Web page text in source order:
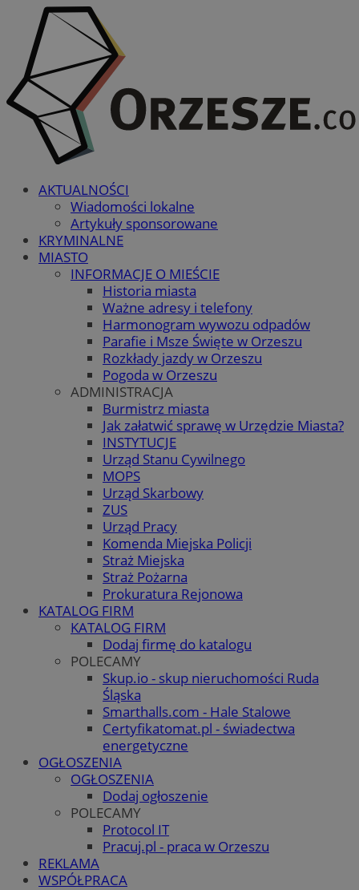
AKTUALNOŚCI
Wiadomości lokalne
Artykuły sponsorowane
KRYMINALNE
MIASTO
INFORMACJE O MIEŚCIE
Historia miasta
Ważne adresy i telefony
Harmonogram wywozu odpadów
Parafie i Msze Święte w Orzeszu
Rozkłady jazdy w Orzeszu
Pogoda w Orzeszu
ADMINISTRACJA
Burmistrz miasta
Jak załatwić sprawę w Urzędzie Miasta?
INSTYTUCJE
Urząd Stanu Cywilnego
MOPS
Urząd Skarbowy
ZUS
Urząd Pracy
Komenda Miejska Policji
Straż Miejska
Straż Pożarna
Prokuratura Rejonowa
KATALOG FIRM
KATALOG FIRM
Dodaj firmę do katalogu
POLECAMY
Skup.io - skup nieruchomości Ruda
Śląska
Smarthalls.com - Hale Stalowe
Certyfikatomat.pl - świadectwa
energetyczne
OGŁOSZENIA
OGŁOSZENIA
Dodaj ogłoszenie
POLECAMY
Protocol IT
Pracuj.pl - praca w Orzeszu
REKLAMA
WSPÓŁPRACA